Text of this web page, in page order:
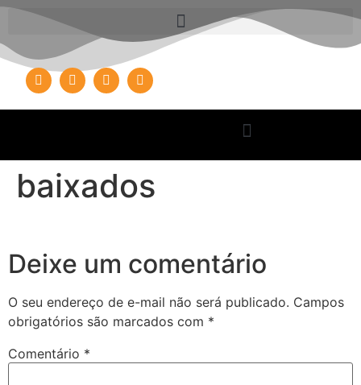
baixados
Deixe um comentário
O seu endereço de e-mail não será publicado. Campos
obrigatórios são marcados com *
Comentário *